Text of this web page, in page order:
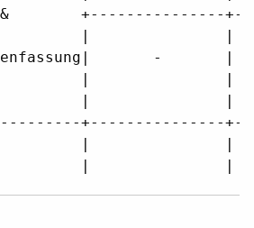
+---------------
|
-       |
|
|               |
+---------------
|               |
|               |